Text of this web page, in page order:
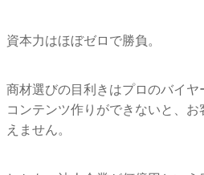
資本力はほぼゼロで勝負。
商材選びの目利きはプロのバイヤ
コンテンツ作りができないと、
えません。